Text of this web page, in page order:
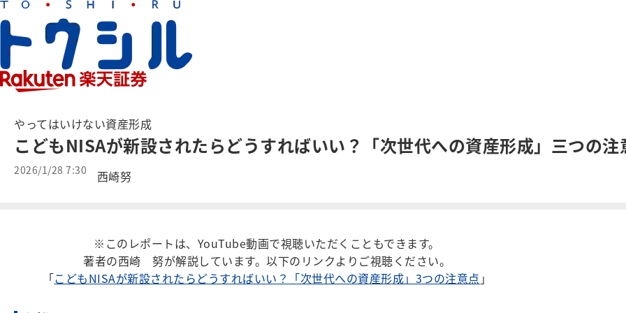
やってはいけない資産形成
こどもNISAが新設されたらどうすればいい？「次世代への資産形成」三つの注
2026/1/28 7:30 西崎努
※このレポートは、YouTube動画で視聴いただくこともできます。
著者の西崎 努が解説しています。以下のリンクよりご視聴ください。
「こどもNISAが新設されたらどうすればいい？「次世代への資産形成」3つの注意点 」